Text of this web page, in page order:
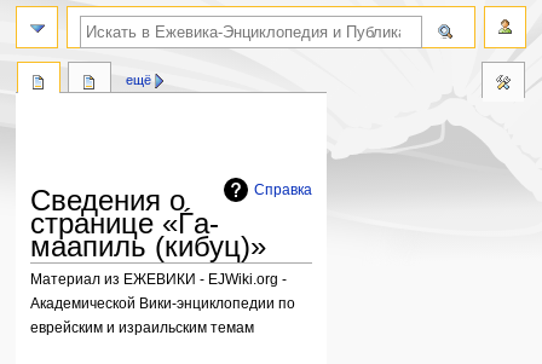
Справка
Сведения о
странице «Ѓа-
маапиль (кибуц)»
Материал из ЕЖЕВИКИ - EJWiki.org -
Академической Вики-энциклопедии по
еврейским и израильским темам
ещё
поиск по словам